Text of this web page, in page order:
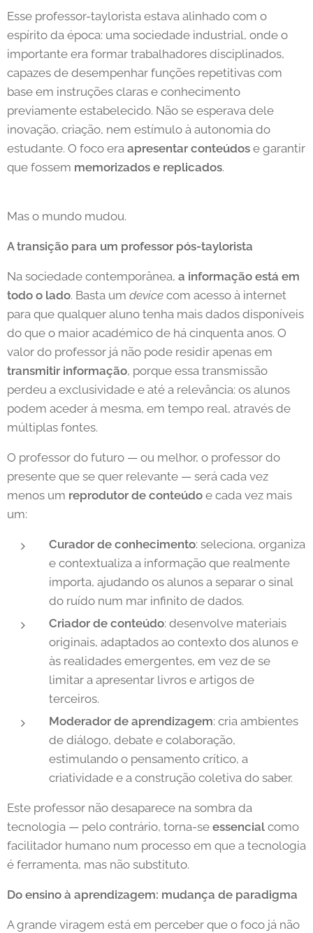
Esse professor-taylorista estava alinhado com o
espírito da época: uma sociedade industrial, onde o
importante era formar trabalhadores disciplinados,
capazes de desempenhar funções repetitivas com
base em instruções claras e conhecimento
previamente estabelecido. Não se esperava dele
inovação, criação, nem estímulo à autonomia do
estudante. O foco era apresentar conteúdos e garantir
que fossem memorizados e replicados.
Mas o mundo mudou.
A transição para um professor pós-taylorista
Na sociedade contemporânea, a informação está em
todo o lado. Basta um device com acesso à internet
para que qualquer aluno tenha mais dados disponíveis
do que o maior académico de há cinquenta anos. O
valor do professor já não pode residir apenas em
transmitir informação, porque essa transmissão
perdeu a exclusividade e até a relevância: os alunos
podem aceder à mesma, em tempo real, através de
múltiplas fontes.
O professor do futuro — ou melhor, o professor do
presente que se quer relevante — será cada vez
menos um reprodutor de conteúdo e cada vez mais
um:
Curador de conhecimento: seleciona, organiza
e contextualiza a informação que realmente
importa, ajudando os alunos a separar o sinal
do ruído num mar infinito de dados.
Criador de conteúdo: desenvolve materiais
originais, adaptados ao contexto dos alunos e
às realidades emergentes, em vez de se
limitar a apresentar livros e artigos de
terceiros.
Moderador de aprendizagem: cria ambientes
de diálogo, debate e colaboração,
estimulando o pensamento crítico, a
criatividade e a construção coletiva do saber.
Este professor não desaparece na sombra da
tecnologia — pelo contrário, torna-se essencial como
facilitador humano num processo em que a tecnologia
é ferramenta, mas não substituto.
Do ensino à aprendizagem: mudança de paradigma
A grande viragem está em perceber que o foco já não